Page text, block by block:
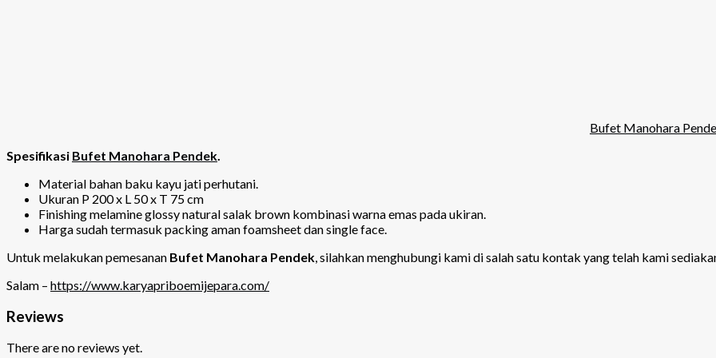
Bufet Manohara
Spesifikasi Bufet Manohara Pendek.
Material bahan baku kayu jati perhutani.
Ukuran P 200 x L 50 x T 75 cm
Finishing melamine glossy natural salak brown kombinasi warna emas pada ukiran.
Harga sudah termasuk packing aman foamsheet dan single face.
Untuk melakukan pemesanan Bufet Manohara Pendek, silahkan menghubungi kami di salah satu kontak yang telah kami
Salam – https://www.karyapriboemijepara.com/
Reviews
There are no reviews yet.